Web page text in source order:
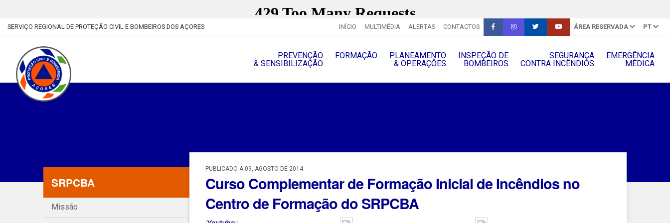
SERVIÇO REGIONAL DE PROTEÇÃO CIVIL E BOMBEIROS DOS AÇORES INÍCIO MULTIMÉDIA ALERTAS CONTACTOS ÁREA RESERVADA PT
PREVENÇÃO
& SENSIBILIZAÇÃO
FORMAÇÃO
PLANEAMENTO
& OPERAÇÔES
INSPEÇÃO DE
BOMBEIROS
SEGURANÇA
CONTRA INCÊNDIOS
EMERGÊNCIA
MÉDICA
SRPCBA
Missão
PUBLICADO A 09, AGOSTO DE 2014
Curso Complementar de Formação Inicial de Incêndios no
Centro de Formação do SRPCBA